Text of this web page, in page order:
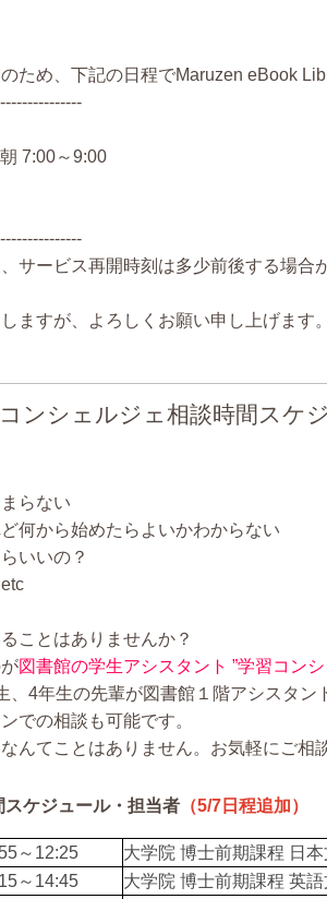
ため、下記の日程でMaruzen eBook
7:00～9:00
サービス再開時刻は多少前後する場合
ますが、よろしくお願い申し上げます。
ンシェルジェ相談時間スケ
らない
何から始めたらよいかわからない
いいの？
ことはありませんか？
図書館の学生アシスタント ”学習コンシ
、4年生の先輩が図書館１階アシスタ
での相談も可能です。
んてことはありません。お気軽にご相
ケジュール・担当者 （5/7日程追加）
～12:25
大学院 博士前期課程 日
～14:45
大学院 博士前期課程 英